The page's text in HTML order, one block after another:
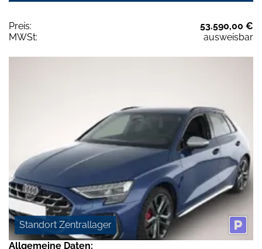
Preis:
53.590,00 €
MWSt:
ausweisbar
Standort Zentrallager
Allgemeine Daten: